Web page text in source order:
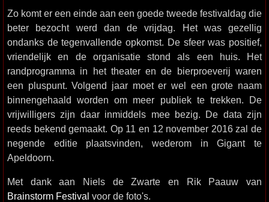
Zo komt er een einde aan een goede tweede festivaldag die
beter bezocht werd dan de vrijdag. Het was gezellig
ondanks de tegenvallende opkomst. De sfeer was positief,
vriendelijk en de organisatie stond als een huis. Het
randprogramma in het theater en de bierproeverij waren
een pluspunt. Volgend jaar moet er wel een grote naam
binnengehaald worden om meer publiek te trekken. De
vrijwilligers zijn daar inmiddels mee bezig. De data zijn
reeds bekend gemaakt. Op 11 en 12 november 2016 zal de
negende editie plaatsvinden, wederom in Gigant te
Apeldoorn.
Met dank aan Niels de Zwarte en Rik Paauw van
Brainstorm Festival voor de foto's.